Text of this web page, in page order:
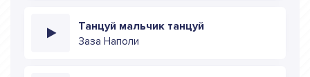
Танцуй мальчик танцуй
Заза Наполи